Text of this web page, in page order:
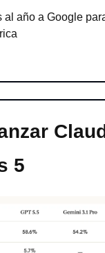
al año a Google
5